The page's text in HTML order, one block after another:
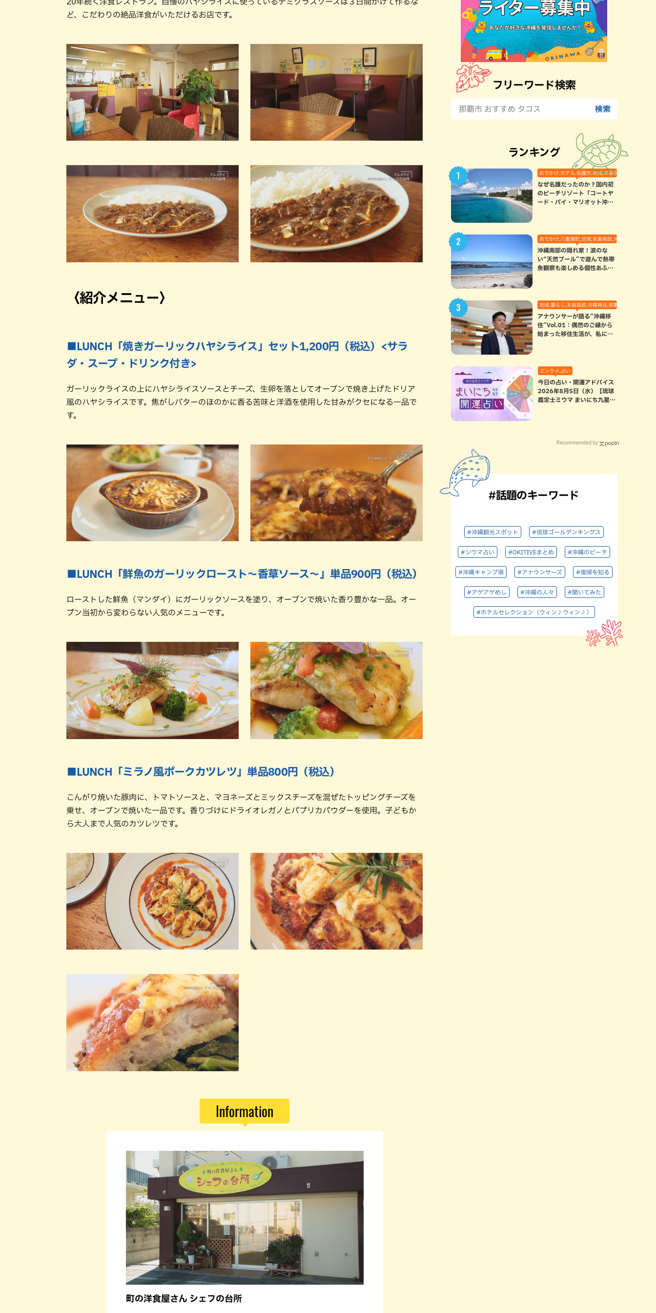
ど、こだわりの絶品洋食がいただけるお店です。
〈紹介メニュー〉
■LUNCH「焼きガーリックハヤシライス」セット1,200円（税込）<サラ
ダ・スープ・ドリンク付き>
ガーリックライスの上にハヤシライスソースとチーズ、生卵を落としてオーブンで焼き上げたドリア
風のハヤシライスです。焦がしバターのほのかに香る苦味と洋酒を使用した甘みがクセになる一品で
す。
■LUNCH「鮮魚のガーリックロースト〜香草ソース〜」単品900円（税込）
ローストした鮮魚（マンダイ）にガーリックソースを塗り、オーブンで焼いた香り豊かな一品。オー
プン当初から変わらない人気のメニューです。
■LUNCH「ミラノ風ポークカツレツ」単品800円（税込）
こんがり焼いた豚肉に、トマトソースと、マヨネーズとミックスチーズを混ぜたトッピングチーズを
乗せ、オーブンで焼いた一品です。香りづけにドライオレガノとパプリカパウダーを使用。子どもか
ら大人まで人気のカツレツです。
Information
町の洋食屋さん シェフの台所
フリーワード検索
ランキング
おでかけ,ホテル,名護市,地域,本島北部
なぜ名護だったのか？国内初
のビーチリゾート「コートヤ
ード・バイ・マリオット沖縄
おでかけ,八重瀬町,地域,本島南部,沖縄の海,自然
沖縄南部の隠れ家！波のな
い“天然プール”で遊んで熱帯
魚観察も楽しめる個性あふれ
地域,暮らし,本島南部,沖縄移住,那覇市
アナウンサーが語る”沖縄移
住”Vol.01：偶然のご縁から
始まった移住生活が、私にと
エンタメ,占い
今日の占い・開運アドバイス
2026年8月5日（水）【琉球
鑑定士ミウマ まいにち九星気
Recommended by
#話題のキーワード
#沖縄観光スポット #琉球ゴールデンキングス
#シウマ占い #OKITIVEまとめ #沖縄のビーチ
#沖縄キャンプ場 #アナウンサーズ #復帰を知る
#アゲアゲめし #沖縄の人々 #聞いてみた
#ホテルセレクション（ウィン♪ウィン♪）